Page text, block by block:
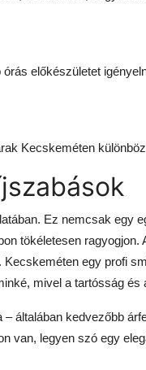
előkészületet
Kecskeméten
Ez nemcsak egy
tökéletesen ragyogjon.
egy profi
mivel a tartósság
általában kedvezőbb
van, legyen szó egy